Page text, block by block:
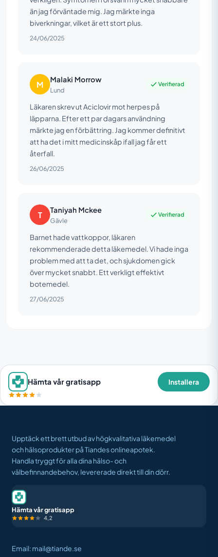
än jag förväntade mig. Jag märkte inga
biverkningar, vilket är ett stort plus.
24/06/2025
M Malaki Morrow
Lund
Verifierad
Läkaren skrev ut Aciclovir mot herpes på
läpparna. Efter ett par dagars användning
märkte jag en förbättring. Jag kommer definitivt
att ha det i mitt medicinskåp ifall jag får ett
återfall.
26/06/2025
T Taniyah Mckee
Gävle
Verifierad
Barnet hade vattkoppor, läkaren
rekommenderade detta läkemedel. Vi hade inga
problem med att ta det, och sjukdomen gick
över mycket snabbt. Ett verkligt effektivt
botemedel.
27/06/2025
Hämta vår gratisapp Installera
Upptäck ett brett utbud av högkvalitativa läkemedel
och hälsoprodukter på Tiandes onlineapotek.
Handla tryggt för alla dina hälso- och
välbefinnandebehov, levererade direkt till din dörr.
Hämta vår gratisapp
4,2
Email: mail@tiande.se